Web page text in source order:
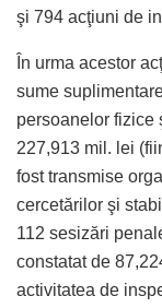
şi 794 acţiuni de
În urma acestor
sume
persoanelor fizice
227,913 mil. lei
fost transmise
cercetărilor şi
112 sesizări
constatat de
activitatea de